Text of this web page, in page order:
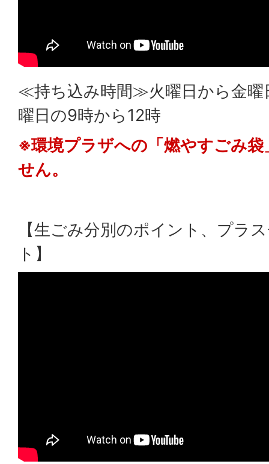
≪持ち込み時間≫火曜日から金曜
曜日の9時から12時
※環境プラザへの「燃やすごみ
せん。
【生ごみ分別のポイント、プラ
ト】